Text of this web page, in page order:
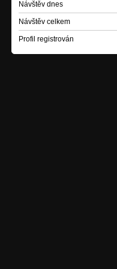
Návštěv dnes
Návštěv celkem
Profil registrován